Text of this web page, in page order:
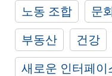
노동 조합
문
부동산
건강
새로운 인터페이